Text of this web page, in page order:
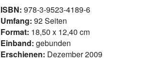
ISBN: 978-3-9523-4189-6
Umfang: 92 Seiten
Format: 18,50 x 12,40 cm
Einband: gebunden
Erschienen: Dezember 2009